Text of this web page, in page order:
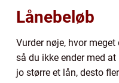
Lånebeløb
Vurder nøje, hvor
så du ikke ender med
jo større et lån, desto